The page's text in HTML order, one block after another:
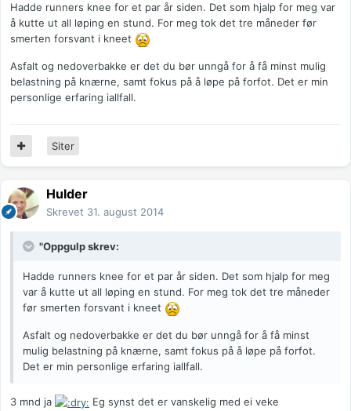
Hadde runners knee for et par år siden. Det som hjalp for meg var
å kutte ut all løping en stund. For meg tok det tre måneder før
smerten forsvant i kneet
Asfalt og nedoverbakke er det du bør unngå for å få minst mulig
belastning på knærne, samt fokus på å løpe på forfot. Det er min
personlige erfaring iallfall.
Siter
Hulder
Skrevet 31. august 2014
"Oppgulp skrev:
Hadde runners knee for et par år siden. Det som hjalp for meg
var å kutte ut all løping en stund. For meg tok det tre måneder
før smerten forsvant i kneet
Asfalt og nedoverbakke er det du bør unngå for å få minst
mulig belastning på knærne, samt fokus på å løpe på forfot.
Det er min personlige erfaring iallfall.
3 mnd ja
Eg synst det er vanskelig med ei veke